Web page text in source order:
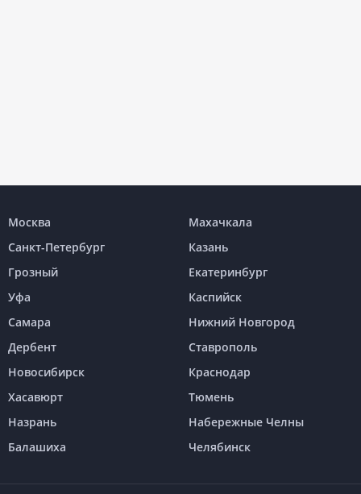
Москва
Махачкала
Санкт-Петербург
Казань
Грозный
Екатеринбург
Уфа
Каспийск
Самара
Нижний Новгород
Дербент
Ставрополь
Новосибирск
Краснодар
Хасавюрт
Тюмень
Назрань
Набережные Челны
Балашиха
Челябинск